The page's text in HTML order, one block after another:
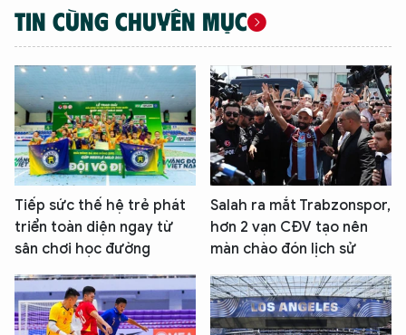
TIN CÙNG CHUYÊN MỤC
Tiếp sức thế hệ trẻ phát
triển toàn diện ngay từ
sân chơi học đường
Salah ra mắt Trabzonspor,
hơn 2 vạn CĐV tạo nên
màn chào đón lịch sử